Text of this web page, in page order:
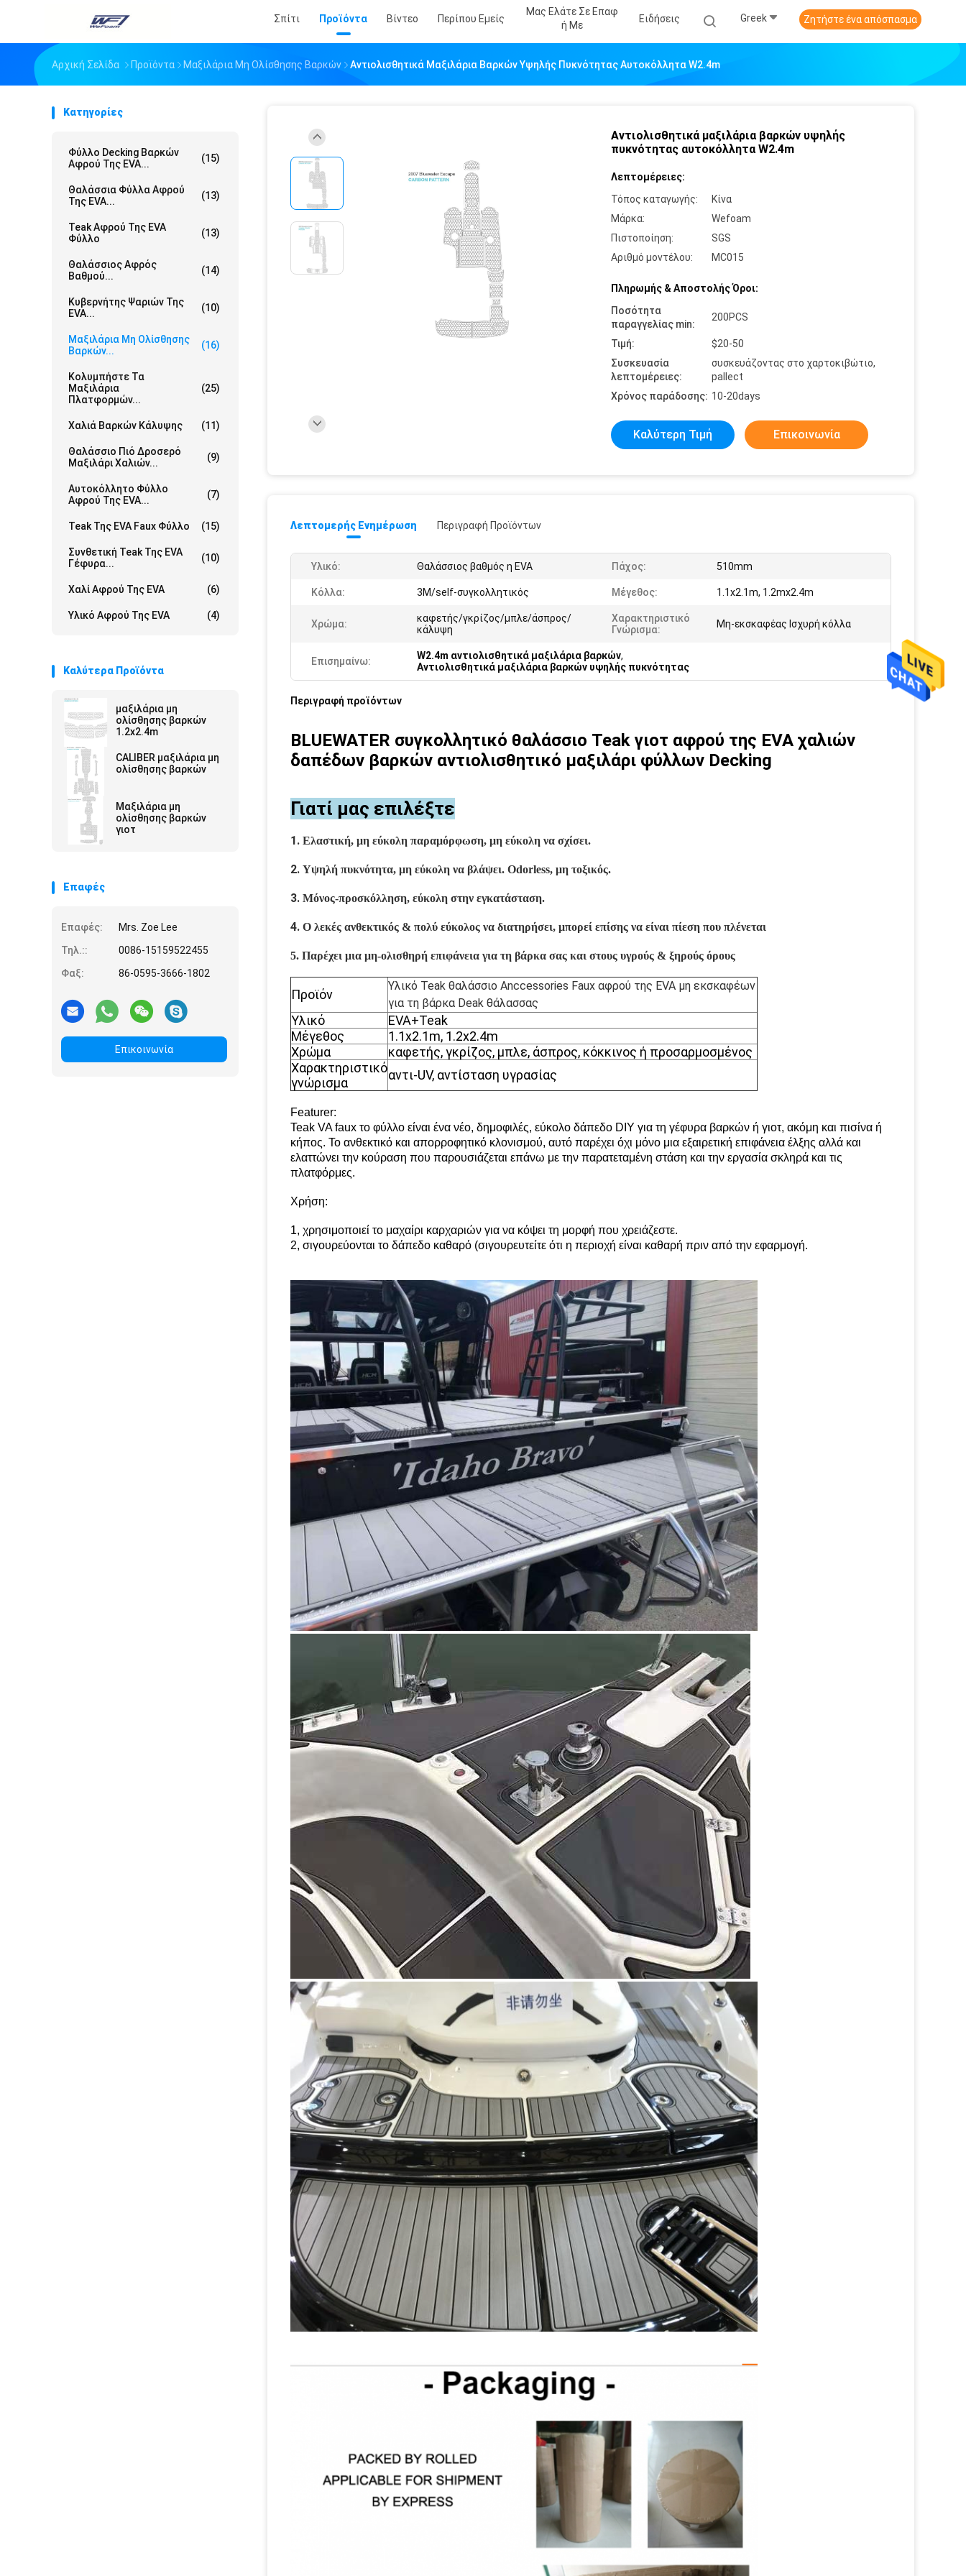
Σπίτι Προϊόντα Βίντεο Περίπου Εμείς
Μας Ελάτε Σε Επαφ
Ή Με
Ειδήσεις Greek Ζητήστε ένα απόσπασμα
Αρχική Σελίδα Προϊόντα Μαξιλάρια Μη Ολίσθησης Βαρκών Αντιολισθητικά Μαξιλάρια Βαρκών Υψηλής Πυκνότητας Αυτοκόλλητα W2.4m
Κατηγορίες
Φύλλο Decking Βαρκών
Αφρού Της EVA...
(15)
Θαλάσσια Φύλλα Αφρού
Της EVA...
(13)
Teak Αφρού Της EVA
Φύλλο
(13)
Θαλάσσιος Αφρός
Βαθμού...
(14)
Κυβερνήτης Ψαριών Της
EVA...
(10)
Μαξιλάρια Μη Ολίσθησης
Βαρκών...
(16)
Κολυμπήστε Τα
Μαξιλάρια
Πλατφορμών...
(25)
Χαλιά Βαρκών Κάλυψης (11)
Θαλάσσιο Πιό Δροσερό
Μαξιλάρι Χαλιών...
(9)
Αυτοκόλλητο Φύλλο
Αφρού Της EVA...
(7)
Teak Της EVA Faux Φύλλο (15)
Συνθετική Teak Της EVA
Γέφυρα...
(10)
Χαλί Αφρού Της EVA (6)
Υλικό Αφρού Της EVA (4)
Καλύτερα Προϊόντα
μαξιλάρια μη
ολίσθησης βαρκών
1.2x2.4m
CALIBER μαξιλάρια μη
ολίσθησης βαρκών
Μαξιλάρια μη
ολίσθησης βαρκών
γιοτ
Επαφές
Επαφές:
Mrs. Zoe Lee
Τηλ.::
0086-15159522455
Φαξ:
86-0595-3666-1802
Επικοινωνία
Αντιολισθητικά μαξιλάρια βαρκών υψηλής
πυκνότητας αυτοκόλλητα W2.4m
Λεπτομέρειες:
Τόπος καταγωγής:
Κίνα
Μάρκα:
Wefoam
Πιστοποίηση:
SGS
Αριθμό μοντέλου:
MC015
Πληρωμής & Αποστολής Όροι:
Ποσότητα
παραγγελίας min:
200PCS
Τιμή:
$20-50
Συσκευασία
λεπτομέρειες:
συσκευάζοντας στο χαρτοκιβώτιο,
pallect
Χρόνος παράδοσης: 10-20days
Καλύτερη Τιμή Επικοινωνία
Λεπτομερής Ενημέρωση Περιγραφή Προϊόντων
Υλικό: Θαλάσσιος βαθμός η EVA Πάχος: 510mm
Κόλλα: 3M/self-συγκολλητικός Μέγεθος: 1.1x2.1m, 1.2mx2.4m
Χρώμα:
καφετής/γκρίζος/μπλε/άσπρος/
κάλυψη
Χαρακτηριστικό
Γνώρισμα:
Μη-εκσκαφέας Ισχυρή κόλλα
Επισημαίνω: W2.4m αντιολισθητικά μαξιλάρια βαρκών,
Αντιολισθητικά μαξιλάρια βαρκών υψηλής πυκνότητας
Περιγραφή προϊόντων
BLUEWATER συγκολλητικό θαλάσσιο Teak γιοτ αφρού της EVA χαλιών
δαπέδων βαρκών αντιολισθητικό μαξιλάρι φύλλων Decking
Γιατί μας επιλέξτε
1. Ελαστική, μη εύκολη παραμόρφωση, μη εύκολη να σχίσει.
2. Υψηλή πυκνότητα, μη εύκολη να βλάψει. Odorless, μη τοξικός.
3. Μόνος-προσκόλληση, εύκολη στην εγκατάσταση.
4. Ο λεκές ανθεκτικός & πολύ εύκολος να διατηρήσει, μπορεί επίσης να είναι πίεση που πλένεται
5. Παρέχει μια μη-ολισθηρή επιφάνεια για τη βάρκα σας και στους υγρούς & ξηρούς όρους
Προϊόν
Υλικό Teak θαλάσσιο Anccessories Faux αφρού της EVA μη εκσκαφέων
για τη βάρκα Deak θάλασσας
Υλικό
EVA+Teak
Μέγεθος
1.1x2.1m, 1.2x2.4m
Χρώμα
καφετής, γκρίζος, μπλε, άσπρος, κόκκινος ή προσαρμοσμένος
Χαρακτηριστικό
γνώρισμα
αντι-UV, αντίσταση υγρασίας
Featurer:
Teak VA faux το φύλλο είναι ένα νέο, δημοφιλές, εύκολο δάπεδο DIY για τη γέφυρα βαρκών ή γιοτ, ακόμη και πισίνα ή
κήπος. Το ανθεκτικό και απορροφητικό κλονισμού, αυτό παρέχει όχι μόνο μια εξαιρετική επιφάνεια έλξης αλλά και
ελαττώνει την κούραση που παρουσιάζεται επάνω με την παρατεταμένη στάση και την εργασία σκληρά και τις
πλατφόρμες.
Χρήση:
1, χρησιμοποιεί το μαχαίρι καρχαριών για να κόψει τη μορφή που χρειάζεστε.
2, σιγουρεύονται το δάπεδο καθαρό (σιγουρευτείτε ότι η περιοχή είναι καθαρή πριν από την εφαρμογή.